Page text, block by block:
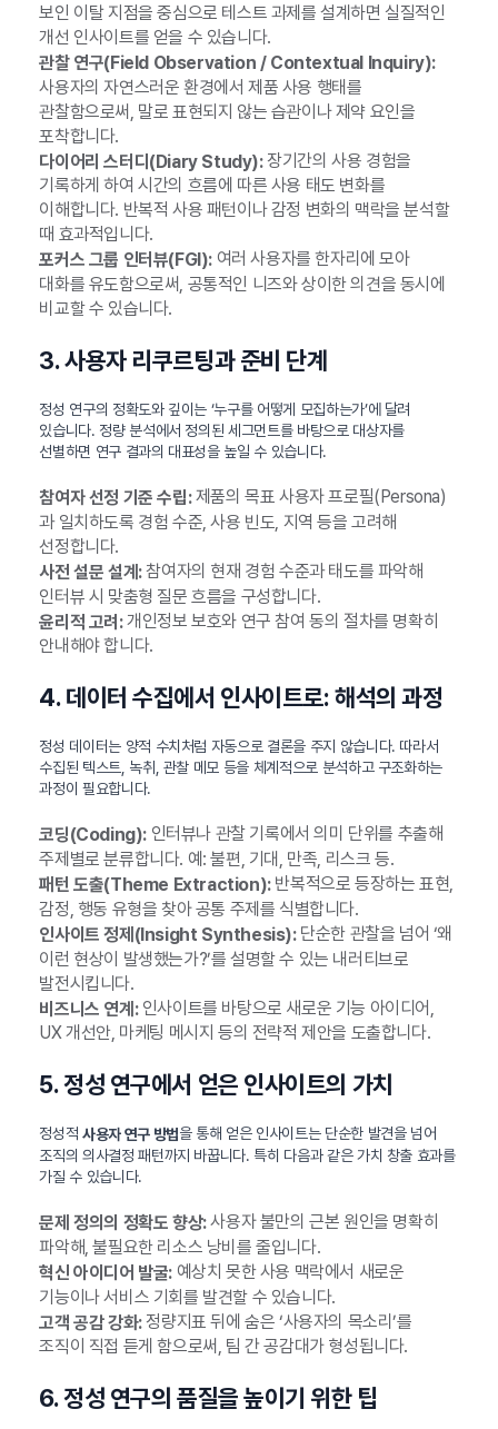
보인 이탈 지점을 중심으로 테스트 과제를 설계하면 실질적인
개선 인사이트를 얻을 수 있습니다.
관찰 연구(Field Observation / Contextual Inquiry):
사용자의 자연스러운 환경에서 제품 사용 행태를
관찰함으로써, 말로 표현되지 않는 습관이나 제약 요인을
포착합니다.
다이어리 스터디(Diary Study):장기간의 사용 경험을
기록하게 하여 시간의 흐름에 따른 사용 태도 변화를
이해합니다. 반복적 사용 패턴이나 감정 변화의 맥락을 분석할
때 효과적입니다.
포커스 그룹 인터뷰(FGI):여러 사용자를 한자리에 모아
대화를 유도함으로써, 공통적인 니즈와 상이한 의견을 동시에
비교할 수 있습니다.
3. 사용자 리쿠르팅과 준비 단계
정성 연구의 정확도와 깊이는 ‘누구를 어떻게 모집하는가’에 달려
있습니다. 정량 분석에서 정의된 세그먼트를 바탕으로 대상자를
선별하면 연구 결과의 대표성을 높일 수 있습니다.
참여자 선정 기준 수립:제품의 목표 사용자 프로필(Persona)
과 일치하도록 경험 수준, 사용 빈도, 지역 등을 고려해
선정합니다.
사전 설문 설계:참여자의 현재 경험 수준과 태도를 파악해
인터뷰 시 맞춤형 질문 흐름을 구성합니다.
윤리적 고려:개인정보 보호와 연구 참여 동의 절차를 명확히
안내해야 합니다.
4. 데이터 수집에서 인사이트로: 해석의 과정
정성 데이터는 양적 수치처럼 자동으로 결론을 주지 않습니다. 따라서
수집된 텍스트, 녹취, 관찰 메모 등을 체계적으로 분석하고 구조화하는
과정이 필요합니다.
코딩(Coding):인터뷰나 관찰 기록에서 의미 단위를 추출해
주제별로 분류합니다. 예: 불편, 기대, 만족, 리스크 등.
패턴 도출(Theme Extraction):반복적으로 등장하는 표현,
감정, 행동 유형을 찾아 공통 주제를 식별합니다.
인사이트 정제(Insight Synthesis):단순한 관찰을 넘어 ‘왜
이런 현상이 발생했는가?’를 설명할 수 있는 내러티브로
발전시킵니다.
비즈니스 연계:인사이트를 바탕으로 새로운 기능 아이디어,
UX 개선안, 마케팅 메시지 등의 전략적 제안을 도출합니다.
5. 정성 연구에서 얻은 인사이트의 가치
정성적 사용자 연구 방법을 통해 얻은 인사이트는 단순한 발견을 넘어
조직의 의사결정 패턴까지 바꿉니다. 특히 다음과 같은 가치 창출 효과를
가질 수 있습니다.
문제 정의의 정확도 향상:사용자 불만의 근본 원인을 명확히
파악해, 불필요한 리소스 낭비를 줄입니다.
혁신 아이디어 발굴:예상치 못한 사용 맥락에서 새로운
기능이나 서비스 기회를 발견할 수 있습니다.
고객 공감 강화:정량지표 뒤에 숨은 ‘사용자의 목소리’를
조직이 직접 듣게 함으로써, 팀 간 공감대가 형성됩니다.
6. 정성 연구의 품질을 높이기 위한 팁